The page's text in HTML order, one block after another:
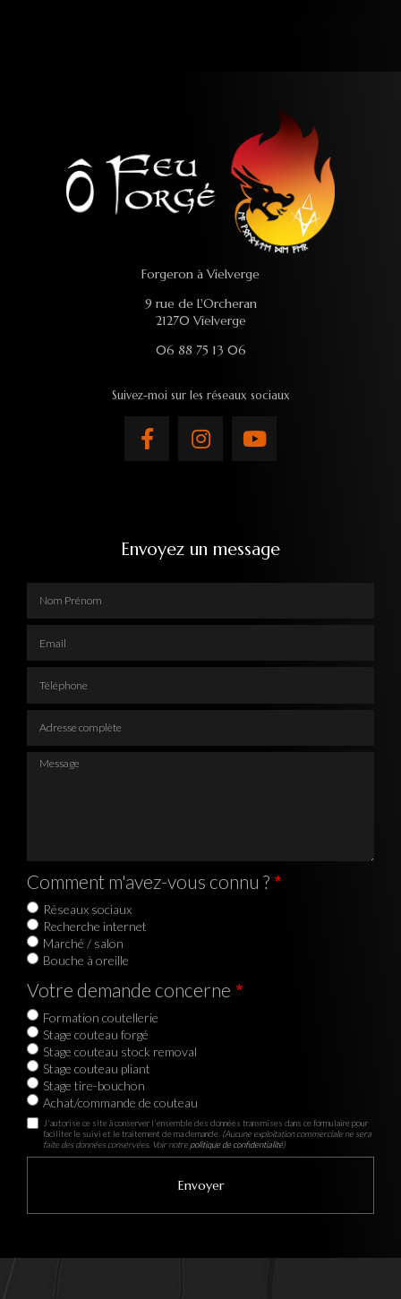
Forgeron à Vielverge
9 rue de L'Orcheran
21270 Vielverge
06 88 75 13 06
Suivez-moi sur les réseaux sociaux
Envoyez un message
Message
Comment m'avez-vous connu ?
Réseaux sociaux
Recherche internet
Marché / salon
Bouche à oreille
Votre demande concerne
Formation coutellerie
Stage couteau forgé
Stage couteau stock removal
Stage couteau pliant
Stage tire-bouchon
Achat/commande de couteau
J'autorise ce site à conserver l'ensemble des données transmises dans ce formulaire pour
faciliter le suivi et le traitement de ma demande. (Aucune exploitation commerciale ne sera
faite des données conservées. Voir notrepolitique de confidentialité)